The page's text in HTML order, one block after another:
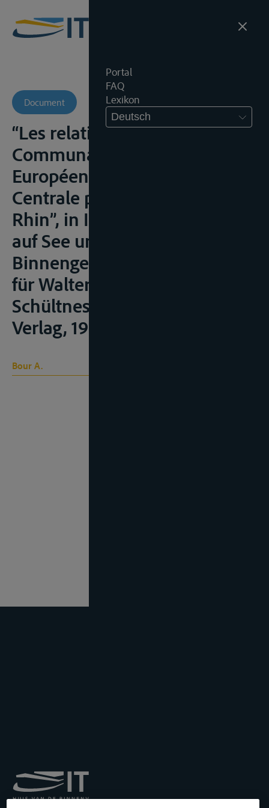
Portal
FAQ
Lexikon
Deutsch
Document
“Les relations entre la
Communauté Economique
Européenne et la Commission
Centrale pour la Navigation du
Rhin”, in Internationales Recht
auf See und
Binnengewässern, Festschrift
für Walter Müller, Zürich,
Schültness, polygraphischer
Verlag, 1993, 61 e.v.
Bour A.